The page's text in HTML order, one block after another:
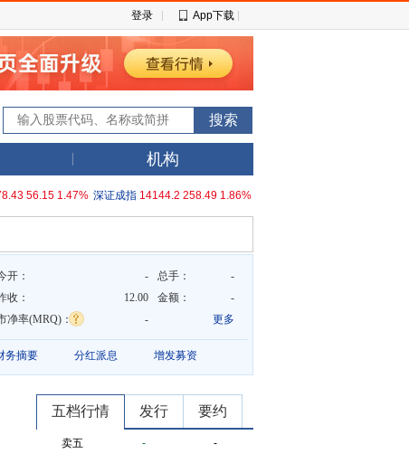
登录 App下载
机构
56.15 1.47% 深证成指 14144.2 258.49 1.86%
开： - 总手：
-
收： 12.00 金额：
-
净率(MRQ)： - 更多
务摘要 分红派息 增发募资
五档行情 发行 要约
卖五 - -